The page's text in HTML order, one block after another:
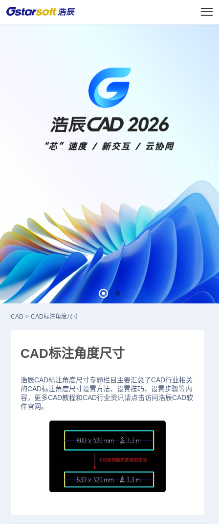
CAD > CAD标注角度尺寸
CAD标注角度尺寸
浩辰CAD标注角度尺寸专题栏目主要汇总了CAD行业相关
的CAD标注角度尺寸设置方法、设置技巧、设置步骤等内
容，更多CAD教程和CAD行业资讯请点击访问浩辰CAD软
件官网。